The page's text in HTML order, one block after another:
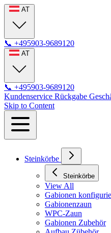
AT
📞 +495903-9689120
AT
📞 +495903-9689120
Kundenservice Rückgabe
Skip to Content
Steinkörbe
Steinkörbe
View All
Gabionen
Gabionenzaun
WPC-Zaun
Gabionen Zubehör